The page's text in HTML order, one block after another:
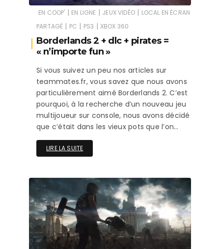
EN COOP' | EN LIGNE | JEUX VIDÉO | LOCAL EN ÉCRAN
PARTAGÉ | PC | PS3 | XBOX 360
Borderlands 2 + dlc + pirates =
« n’importe fun »
Si vous suivez un peu nos articles sur
teammates.fr, vous savez que nous avons
particulièrement aimé Borderlands 2. C’est
pourquoi, à la recherche d’un nouveau jeu
multijoueur sur console, nous avons décidé
que c’était dans les vieux pots que l’on…
LIRE LA SUITE